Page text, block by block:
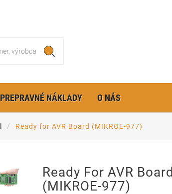
PREPRAVNÉ NÁKLADY O NÁS
Ready for AVR Board (MIKROE-977)
Ready For AVR Board
(MIKROE-977)